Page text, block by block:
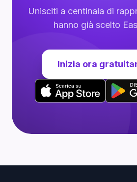
Unisciti a centinaia di
hanno già scelto
Inizia ora